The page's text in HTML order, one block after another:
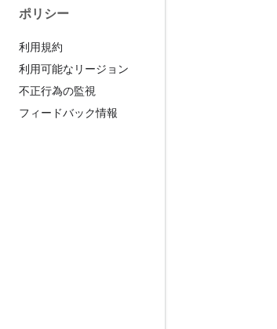
ポリシー
利用規約
利用可能なリージョン
不正行為の監視
フィードバック情報